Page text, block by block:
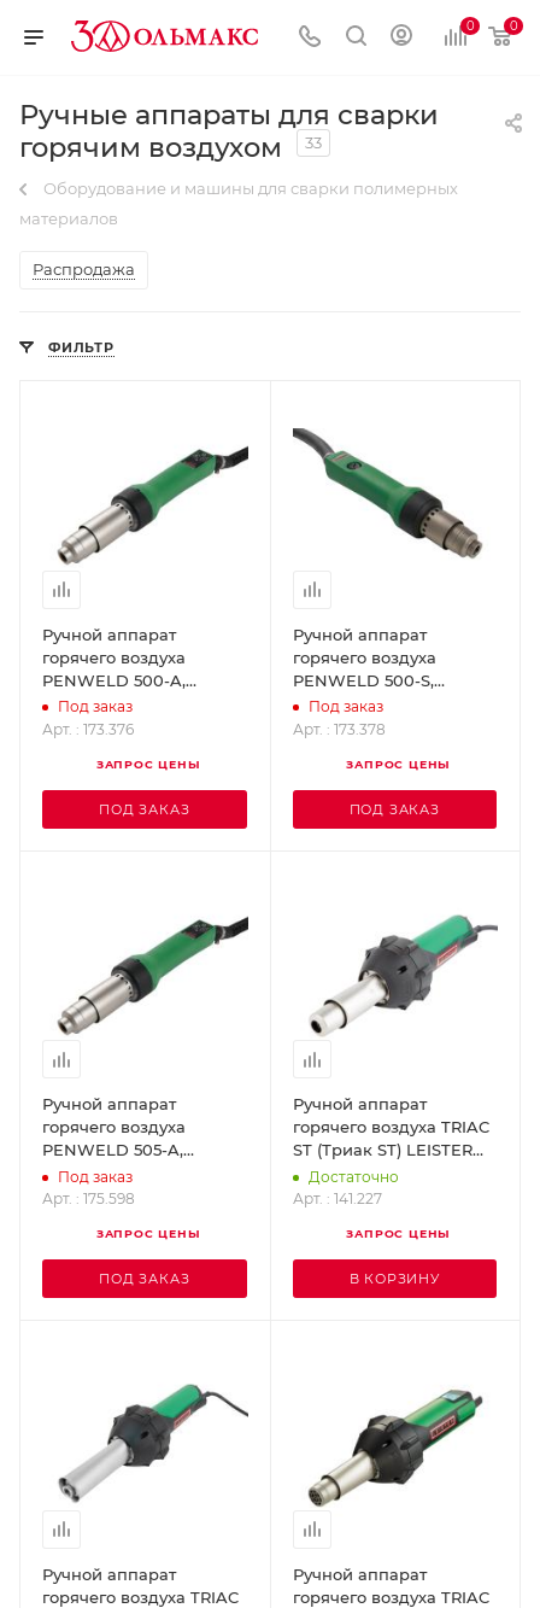
0 0
Ручные аппараты для сварки
горячим воздухом
33
Оборудование и машины для сварки полимерных
материалов
Распродажа
ФИЛЬТР
Ручной аппарат
горячего воздуха
PENWELD 500-A,
230В/1550Вт, 3м (цифр.
управление, насадки
173.376
Под заказ
Арт. : 173.376
ЗАПРОС ЦЕНЫ
ПОД ЗАКАЗ
Ручной аппарат
горячего воздуха
PENWELD 500-S,
230В/1550Вт, 3м
(аналоговое
насаж LEISTER 173.378
Под заказ
Арт. : 173.378
ЗАПРОС ЦЕНЫ
ПОД ЗАКАЗ
Ручной аппарат
горячего воздуха
PENWELD 505-A,
230В/1550Вт, 8м LEISTER
175.598
Под заказ
Арт. : 175.598
ЗАПРОС ЦЕНЫ
ПОД ЗАКАЗ
Ручной аппарат
горячего воздуха TRIAC
ST (Триак ST) LEISTER
141.227
Достаточно
Арт. : 141.227
ЗАПРОС ЦЕНЫ
В КОРЗИНУ
Ручной аппарат
горячего воздуха TRIAC
Ручной аппарат
горячего воздуха TRIAC